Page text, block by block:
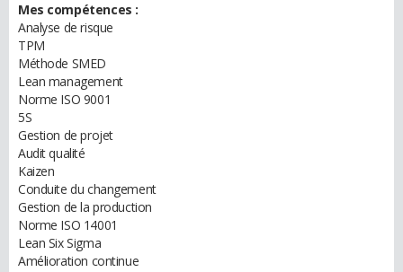
Mes compétences :
Analyse de risque
TPM
Méthode SMED
Lean management
Norme ISO 9001
5S
Gestion de projet
Audit qualité
Kaizen
Conduite du changement
Gestion de la production
Norme ISO 14001
Lean Six Sigma
Amélioration continue